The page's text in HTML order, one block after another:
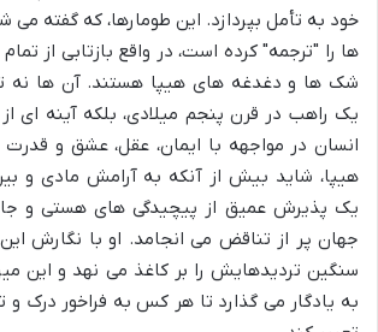
خود به تأمل بپردازد. این طومارها، که گفته
ها را "ترجمه" کرده است، در واقع بازتابی از تمام
شک ها و دغدغه های هیپا هستند. آن ها نه
یک راهب در قرن پنجم میلادی، بلکه آینه ای
انسان در مواجهه با ایمان، عقل، عشق و
هیپا، شاید بیش از آنکه به آرامش مادی و
یک پذیرش عمیق از پیچیدگی های هستی و
جهان پر از تناقض می انجامد. او با نگارش این
سنگین تردیدهایش را بر کاغذ می نهد و این
به یادگار می گذارد تا هر کس به فراخور درک و